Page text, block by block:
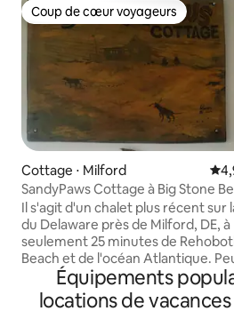
Coup de cœur voyageurs
Coup de cœur voyageurs
Cottage ⋅ Milford
SandyPaws Cottage à Big Stone
sur la baie de DE
Il s'agit d'un chalet plus récent sur
du Delaware près de Milford, DE, à
seulement 25 minutes de
Beach et de l'océan Atlantique. Peut
accueillir 4 personnes, 2
salle de bain, un lit double et un lit
size. Grande chambre ensoleillée avec
Équipements
locations de